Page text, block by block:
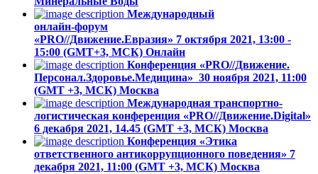
Международный
онлайн-форум
«PRO//Движение.Евразия» 7 октября 2021, 13:00 -
15:00 (GMT+3, МСК) Онлайн
Конференция «PRO//Движение.
Персонал.Здоровье.Медицина» 30 ноября 2021, 11:00
(GMT +3, МСК) Москва
Международная транспортно-
логистическая конференция «PRO//Движение.Digital»
6 декабря 2021, 14.45 (GMT +3, МСК) Москва
Конференция «Этика
ответственного антикоррупционного поведения» 7
декабря 2021, 11:00 (GMT +3, МСК) Москва